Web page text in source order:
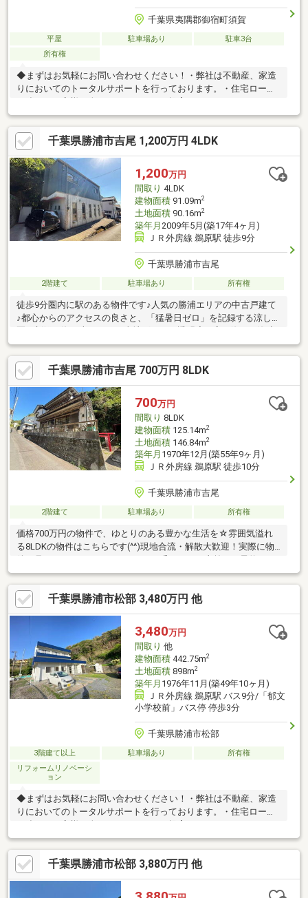
千葉県夷隅郡御宿町須賀
平屋 駐車場あり
駐車3台
所有権
◆まずはお気軽にお問い合わせください！・弊社は不動産、家造
りにおいてのトータルサポートを行っております。・住宅ローン
す。・スタッフ一同、誠心誠意ご対応させていただきます！◆経
験知識が豊富なスタッフが在籍！迅速な対応を心掛けておりま
す。・お問合せを受けてから即日ご対応をさせていただきま
す。・その他物件情報も多数ございます！お気軽にお問い合わせ
ください。
千葉県勝浦市吉尾 1,200万円 4LDK
1,200万円
間取り 4LDK
建物面積91.09m2
土地面積90.16m2
築年月 2009年5月(築17年4ヶ月)
ＪＲ外房線 鵜原駅 徒歩9分
千葉県勝浦市吉尾
2階建て 駐車場あり 所有権
徒歩9分圏内に駅のある物件です♪人気の勝浦エリアの中古戸建て
♪都心からのアクセスの良さと、「猛暑日ゼロ」を記録する涼しい
夏、新鮮な海の幸などのご当地グルメ、透明度の高い海での海水
浴、夏は涼しく冬は暖かいという快適な気候が、避暑地としても
人気です♪現地合流・解散大歓迎！実際に物件を見ていただくこと
がとにかく一番です！！事前にご予約いただければ時間外でのご
案内も可能です♪自社グループで住宅ローンを取り扱っている弊社
だからこそ出来るご提案がございます！貸金業務取扱主任者の資
格保有者も居ますので、不動産会社選びで迷っている方はぜひ一
度ご相談ください♪
千葉県勝浦市吉尾 700万円 8LDK
700万円
間取り 8LDK
建物面積125.14m2
土地面積146.84m2
築年月 1970年12月(築55年9ヶ月)
ＪＲ外房線 鵜原駅 徒歩10分
千葉県勝浦市吉尾
2階建て 駐車場あり 所有権
価格700万円の物件で、ゆとりのある豊かな生活を☆雰囲気溢れ
る8LDKの物件はこちらです(^^)現地合流・解散大歓迎！実際に物
だければ時間外でのご案内も可能です♪「住宅ローンが不安…」と
言うお客様へ！自社グループで住宅ローンを取り扱っている弊社
だからこそ出来るご提案がございます！貸金業務取扱主任者の資
格保有者も居ますので、不動産会社選びで迷っている方はぜひ一
度ご相談ください♪
千葉県勝浦市松部 3,480万円 他
3,480万円
間取り 他
建物面積442.75m2
土地面積898m2
築年月 1976年11月(築49年10ヶ月)
ＪＲ外房線 鵜原駅 バス9分/「郁文
小学校前」バス停 停歩3分
千葉県勝浦市松部
3階建て以上 駐車場あり
所有権
リフォームリノベーシ
ョン
◆まずはお気軽にお問い合わせください！・弊社は不動産、家造
りにおいてのトータルサポートを行っております。・住宅ローン
に強く、お客様一人ひとりにあったご提案をさせていただきま
す。・スタッフ一同、誠心誠意ご対応させていただきます！◆経
験知識が豊富なスタッフが在籍！迅速な対応を心掛けておりま
す。・お問合せを受けてから即日ご対応をさせていただきま
す。・その他物件情報も多数ございます！お気軽にお問い合わせ
千葉県勝浦市松部 3,880万円 他